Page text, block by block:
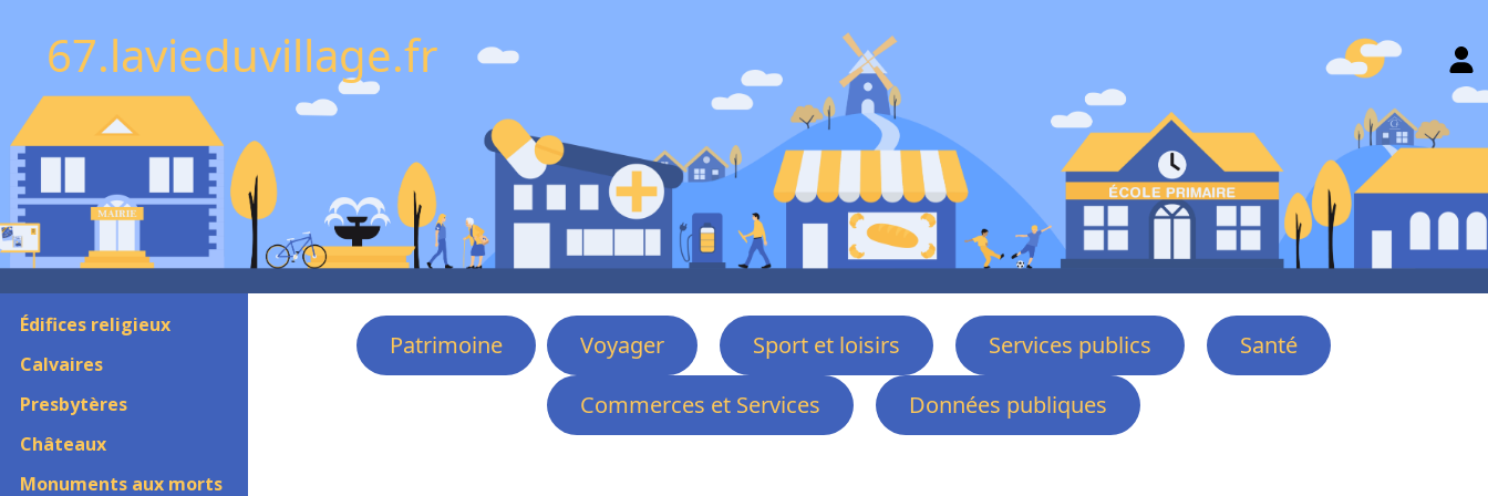
67.lavieduvillage.fr
Édifices religieux
Calvaires
Presbytères
Châteaux
Monuments aux morts
Patrimoine Voyager Sport et loisirs Services publics
Santé
Commerces et Services
Données publiques